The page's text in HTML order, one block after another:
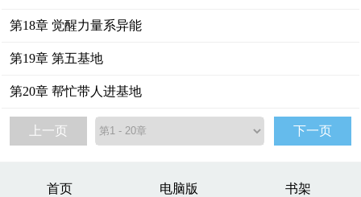
第18章 觉醒力量系异能
第19章 第五基地
第20章 帮忙带人进基地
上一页 下一页
首页 电脑版 书架